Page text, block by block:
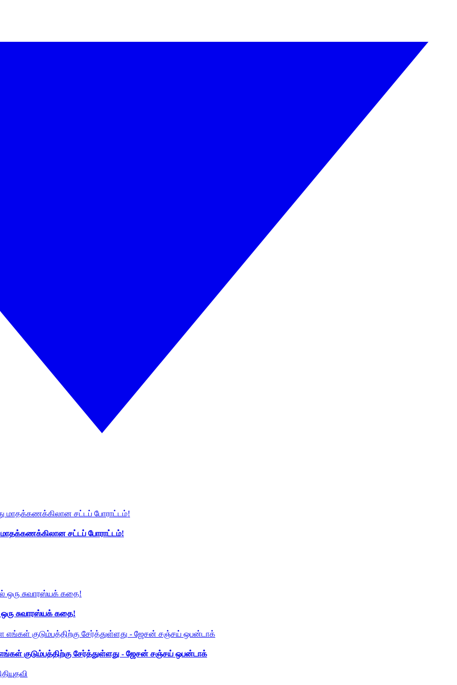
மாதக்கணக்கிலான சட்டப் போராட்டம்!
சுவாரஸ்யக் கதை!
எங்கள் குடும்பத்திற்கு சேர்த்துள்ளது - ஜேசன் சஞ்சய் ஒபன்டாக்